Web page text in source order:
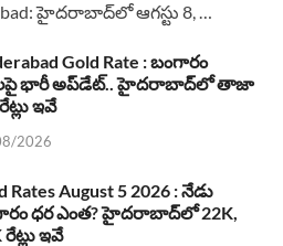
హైదరాబాద్‌లో ఆగస్టు 8, …
Gold Rate : బంగారం
భారీ అప్‌డేట్.. హైదరాబాద్‌లో తాజా
ఇవే
2026
Rates August 5 2026 : నేడు
ధర ఎంత? హైదరాబాద్‌లో 22K,
రేట్లు ఇవే